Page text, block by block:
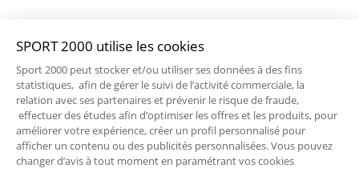
SPORT 2000 utilise les cookies
Sport 2000 peut stocker et/ou utiliser ses données à des fins
statistiques, afin de gérer le suivi de l’activité commerciale, la
relation avec ses partenaires et prévenir le risque de fraude,
effectuer des études afin d’optimiser les offres et les produits, pour
améliorer votre expérience, créer un profil personnalisé pour
afficher un contenu ou des publicités personnalisées. Vous pouvez
changer d’avis à tout moment en paramétrant vos cookies